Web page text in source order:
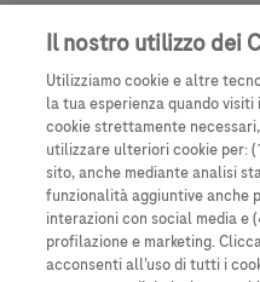
Contact
Dichiarazione legale
Politica sui cookie
Learn More
Informativa sulla privacy
Impostazione dei cookie
Il nostro utilizzo dei
Utilizziamo cookie e altre
la tua esperienza quando
cookie strettamente
utilizzare ulteriori cookie per:
sito, anche mediante analisi
funzionalità aggiuntive anche
interazioni con social media e
profilazione e marketing.
acconsenti all’uso di tutti i